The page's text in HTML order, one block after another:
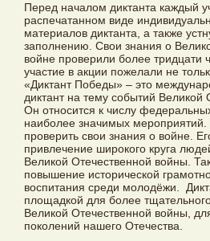
Перед началом диктанта каждый
распечатанном виде
материалов диктанта, а также
заполнению. Свои знания о
войне проверили более тридцати
участие в акции пожелали не
«Диктант Победы» – это
диктант на тему событий Великой
Он относится к числу
наиболее значимых мероприятий.
проверить свои знания о войне.
привлечение широкого круга
Великой Отечественной войны.
повышение исторической
воспитания среди молодёжи.
площадкой для более
Великой Отечественной войны,
поколений нашего Отечества.